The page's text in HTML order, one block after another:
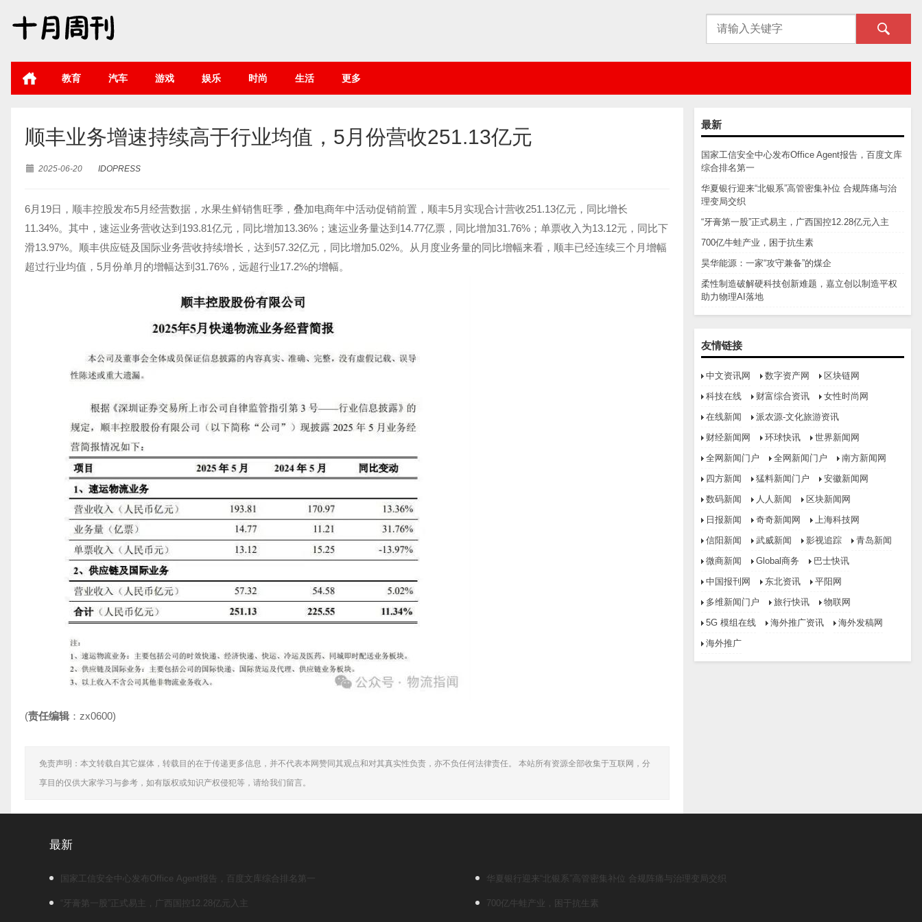
教育 汽车 游戏 娱乐 时尚 生活 更多
最新
国家工信安全中心发布Office Agent报告，百度文库
综合排名第一
华夏银行迎来“北银系”高管密集补位 合规阵痛与治
理变局交织
“牙膏第一股”正式易主，广西国控12.28亿元入主
700亿牛蛙产业，困于抗生素
昊华能源：一家“攻守兼备”的煤企
柔性制造破解硬科技创新难题，嘉立创以制造平权
助力物理AI落地
友情链接
中文资讯网 数字资产网
区块链网
科技在线
财富综合资讯
女性时尚网
在线新闻
派农源-文化旅游资讯
财经新闻网
环球快讯
世界新闻网
全网新闻门户
全网新闻门户
南方新闻网
四方新闻
猛料新闻门户
安徽新闻网
数码新闻
人人新闻
区块新闻网
日报新闻
奇奇新闻网
上海科技网
信阳新闻
武威新闻 影视追踪
青岛新闻
微商新闻
Global商务
巴士快讯
中国报刊网
东北资讯
平阳网
多维新闻门户
旅行快讯
物联网
5G 模组在线
海外推广资讯
海外发稿网
海外推广
顺丰业务增速持续高于行业均值，5月份营收251.13亿元
2025-06-20 IDOPRESS
6月19日，顺丰控股发布5月经营数据，水果生鲜销售旺季，叠加电商年中活动促销前置，顺丰5月实现合计营收251.13亿元，同比增长
11.34%。其中，速运业务营收达到193.81亿元，同比增加13.36%；速运业务量达到14.77亿票，同比增加31.76%；单票收入为13.12元，同比下
滑13.97%。顺丰供应链及国际业务营收持续增长，达到57.32亿元，同比增加5.02%。从月度业务量的同比增幅来看，顺丰已经连续三个月增幅
超过行业均值，5月份单月的增幅达到31.76%，远超行业17.2%的增幅。
(责任编辑 ：zx0600)
免责声明：本文转载自其它媒体，转载目的在于传递更多信息，并不代表本网赞同其观点和对其真实性负责，亦不负任何法律责任。 本站所有资源全部收集于互联网，分
享目的仅供大家学习与参考，如有版权或知识产权侵犯等，请给我们留言。
最新
国家工信安全中心发布Office Agent报告，百度文库综合排名第一 华夏银行迎来“北银系”高管密集补位 合规阵痛与治理变局交织
“牙膏第一股”正式易主，广西国控12.28亿元入主 700亿牛蛙产业，困于抗生素